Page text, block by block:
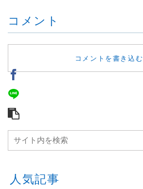
コメント
コメントを書き込む
人気記事